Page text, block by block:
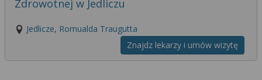
Zdrowotnej w Jedliczu
Jedlicze, Romualda Traugutta
Znajdz lekarzy i umów wizytę